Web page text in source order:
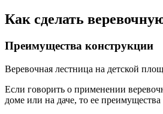
Как сделать
Преимущества конструкции
Веревочная лестница на детской
Если говорить о применении
доме или на даче, то ее